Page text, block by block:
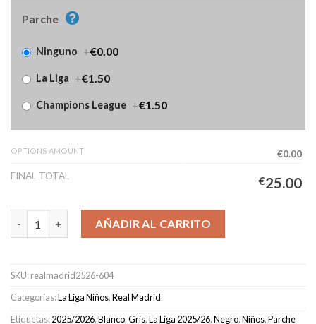
Parche
Ninguno +€0.00
La Liga +€1.50
Champions League +€1.50
OPTIONS AMOUNT
€0.00
FINAL TOTAL
€25.00
Camiseta Real Madrid Portero Tercera Equipación Niños 2025/
AÑADIR AL CARRITO
SKU:realmadrid2526-604
Categorías:La Liga Niños,Real Madrid
Etiquetas:2025/2026,Blanco,Gris,La Liga 2025/26,Negro,Niños,Parche